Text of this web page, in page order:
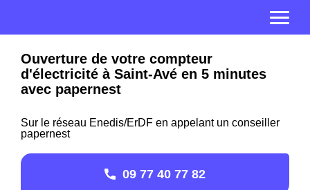
Ouverture de votre compteur
d'électricité à Saint-Avé en 5 minutes
avec papernest
Sur le réseau Enedis/ErDF en appelant un conseiller
papernest
09 77 40 77 82